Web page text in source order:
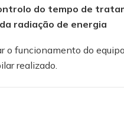
do tempo de
radiação de energia
o funcionamento do
realizado.